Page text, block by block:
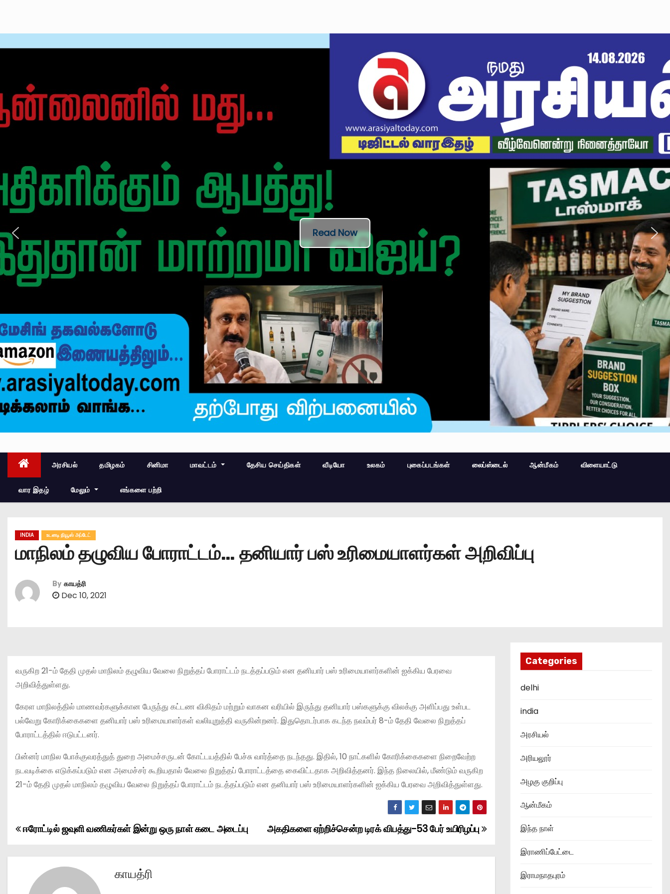
Read Now
அரசியல் தமிழகம் சினிமா மாவட்டம் தேசிய செய்திகள் வீடியோ உலகம் புகைப்படங்கள் லைப்ஸ்டைல் ஆன்மீகம் விளையாட்டு
வார இதழ் மேலும் எங்களை பற்றி
INDIA உடனடி நியூஸ் அப்டேட்
மாநிலம் தழுவிய போராட்டம்… தனியார் பஸ் உரிமையாளர்கள் அறிவிப்பு
By காயத்ரி
Dec 10, 2021
வருகிற 21-ம் தேதி முதல் மாநிலம் தழுவிய வேலை நிறுத்தப் போராட்டம் நடத்தப்படும் என தனியார் பஸ் உரிமையாளர்களின் ஐக்கிய பேரவை
அறிவித்துள்ளது.
கேரள மாநிலத்தில் மாணவர்களுக்கான பேருந்து கட்டண விகிதம் மற்றும் வாகன வரியில் இருந்து தனியார் பஸ்களுக்கு விலக்கு அளிப்பது உள்பட
பல்வேறு கோரிக்கைகளை தனியார் பஸ் உரிமையாளர்கள் வலியுறுத்தி வருகின்றனர். இதுதொடர்பாக கடந்த நவம்பர் 8-ம் தேதி வேலை நிறுத்தப்
போராட்டத்தில் ஈடுபட்டனர்.
பின்னர் மாநில போக்குவரத்துத் துறை அமைச்சருடன் கோட்டயத்தில் பேச்சு வார்த்தை நடந்தது. இதில், 10 நாட்களில் கோரிக்கைகளை நிறைவேற்ற
நடவடிக்கை எடுக்கப்படும் என அமைச்சர் கூறியதால் வேலை நிறுத்தப் போராட்டத்தை கைவிட்டதாக அறிவித்தனர். இந்த நிலையில், மீண்டும் வருகிற
21-ம் தேதி முதல் மாநிலம் தழுவிய வேலை நிறுத்தப் போராட்டம் நடத்தப்படும் என தனியார் பஸ் உரிமையாளர்களின் ஐக்கிய பேரவை அறிவித்துள்ளது.
P
o
அகதிகளை ஏற்றிச்சென்ற டிரக் விபத்து-53 பேர் உயிரிழப்பு
ஈரோட்டில் ஜவுளி வணிகர்கள் இன்று ஒரு நாள் கடை அடைப்பு
காயத்ரி
Categories
delhi
india
அரசியல்
அரியலூர்
அழகு குறிப்பு
ஆன்மீகம்
இந்த நாள்
இராணிப்பேட்டை
இராமநாதபுரம்